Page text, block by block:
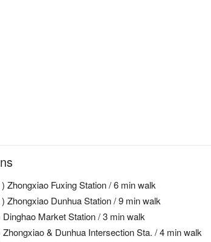
Zhongxiao Fuxing Station / 6 min walk
Zhongxiao Dunhua Station / 9 min walk
Dinghao Market Station / 3 min walk
Zhongxiao & Dunhua Intersection Sta. / 4 min walk